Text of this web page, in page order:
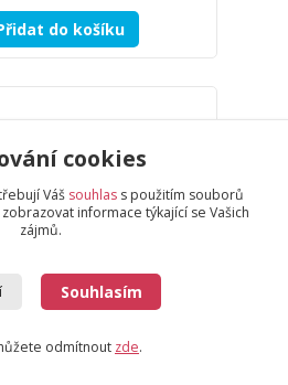
do košíku
cookies
Váš souhlas s použitím souborů
informace týkající se Vašich
zájmů.
Souhlasím
odmítnout zde.